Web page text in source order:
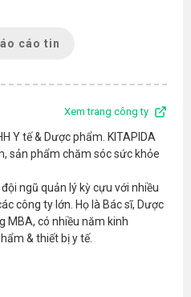
cáo tin
Xem trang công ty
Y tế & Dược phẩm. KITAPIDA
sản phẩm chăm sóc sức khỏe
ngũ quản lý kỳ cựu với nhiều
công ty lớn. Họ là Bác sĩ, Dược
MBA, có nhiều năm kinh
& thiết bị y tế.